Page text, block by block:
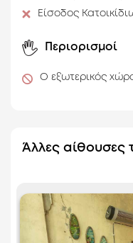
Είσοδος
Περιορισμοί
Ο εξωτερικός
Άλλες αίθουσες